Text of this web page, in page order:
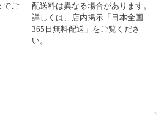
でご
配送料は異なる場合があります。
詳しくは、店内掲示「日本全国
365日無料配送」をご覧くださ
い。